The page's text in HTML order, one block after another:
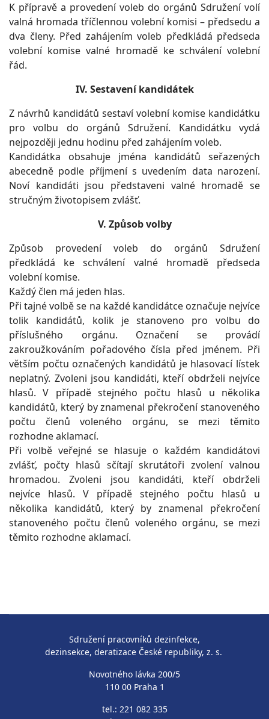
K přípravě a provedení voleb do orgánů Sdružení volí
valná hromada tříčlennou volební komisi – předsedu a
dva členy. Před zahájením voleb předkládá předseda
volební komise valné hromadě ke schválení volební
řád.
IV. Sestavení kandidátek
Z návrhů kandidátů sestaví volební komise kandidátku
pro volbu do orgánů Sdružení. Kandidátku vydá
nejpozději jednu hodinu před zahájením voleb.
Kandidátka obsahuje jména kandidátů seřazených
abecedně podle příjmení s uvedením data narození.
Noví kandidáti jsou představeni valné hromadě se
stručným životopisem zvlášť.
V. Způsob volby
Způsob provedení voleb do orgánů Sdružení
předkládá ke schválení valné hromadě předseda
volební komise.
Každý člen má jeden hlas.
Při tajné volbě se na každé kandidátce označuje nejvíce
tolik kandidátů, kolik je stanoveno pro volbu do
příslušného orgánu. Označení se provádí
zakroužkováním pořadového čísla před jménem. Při
větším počtu označených kandidátů je hlasovací lístek
neplatný. Zvoleni jsou kandidáti, kteří obdrželi nejvíce
hlasů. V případě stejného počtu hlasů u několika
kandidátů, který by znamenal překročení stanoveného
počtu členů voleného orgánu, se mezi těmito
rozhodne aklamací.
Při volbě veřejné se hlasuje o každém kandidátovi
zvlášť, počty hlasů sčítají skrutátoři zvolení valnou
hromadou. Zvoleni jsou kandidáti, kteří obdrželi
nejvíce hlasů. V případě stejného počtu hlasů u
několika kandidátů, který by znamenal překročení
stanoveného počtu členů voleného orgánu, se mezi
těmito rozhodne aklamací.
Sdružení pracovníků dezinfekce,
dezinsekce, deratizace České republiky, z. s.
Novotného lávka 200/5
110 00 Praha 1
tel.: 221 082 335